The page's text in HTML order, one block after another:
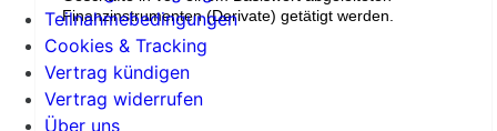
Finanzinstrumenten (Derivate) getätigt werden.
Teilnahmebedingungen
Cookies & Tracking
Vertrag kündigen
Vertrag widerrufen
Über uns